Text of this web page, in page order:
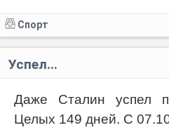
Спорт
Успел...
Даже Сталин успел
Целых 149 дней. С